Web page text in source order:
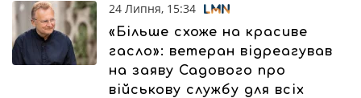
24 Липня, 15:34
«Більше схоже на красиве
гасло»: ветеран відреагував
на заяву Садового про
військову службу для всіх